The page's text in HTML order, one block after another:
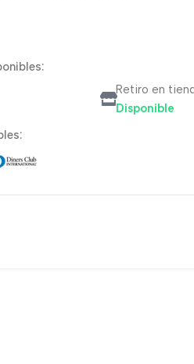
Retiro en
Disponible